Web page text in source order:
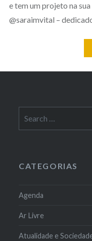
e tem um projeto na
@saraimvital –
for:
CATEGORIAS
Agenda
Ar Livre
Atualidade e